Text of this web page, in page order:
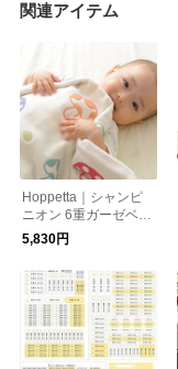
関連アイテム
Hoppetta｜シャンピ
ニオン 6重ガーゼベビ
ーケット
5,830円